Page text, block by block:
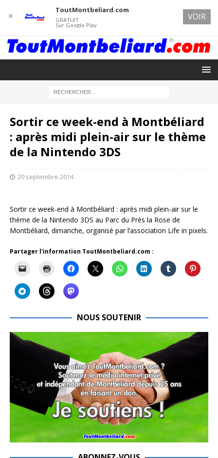
Sortir ce week-end à Montbéliard
: après midi plein-air sur le thème
de la Nintendo 3DS
20 septembre 2014
Sortir ce week-end à Montbéliard : après midi plein-air sur le
thème de la Nintendo 3DS au Parc du Près la Rose de
Montbéliard, dimanche, organisé par l’association Life in pixels.
Partager l'information ToutMontbeliard.com :
NOUS SOUTENIR
✕
ToutMontbeliard.com
GRATUIT
Sur Google Play
VOIR